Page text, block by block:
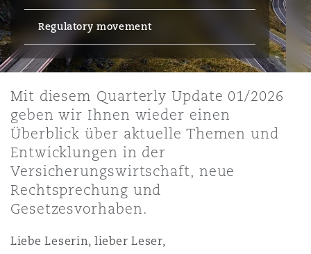
Emergency Response & Crisis
Management
Fleet Procurement
Insurance Coverage
劳动、养老金和移民n
金融
知识产权
技术、外包与数据
险和再保险
Employers' & Public Liability
Energy
Financial Institutions,
Officers
目和建筑工程
Public Procurement
房地产
管法规与调查
Fraud & White-Collar Crime
Internal Investigations
Professional Services
Safety, Security, Health &
Eco Audit
罗比 – 联营办公室
港
隆坡 – 联营办公室
尔本
德里 – 联营办公室
斯
保罗
达
雅得
拉斯
佛
萨斯城
斯维加斯
杉矶
里
柏林（圣史蒂芬绿地大厦）
塞尔多夫
丁堡
拉斯哥（G1大厦）
Regulatory movement
Mit diesem Quarterly Update 01/2026
geben wir Ihnen wieder einen
Überblick über aktuelle Themen und
Entwicklungen in der
Versicherungswirtschaft, neue
Rechtsprechung und
Gesetzesvorhaben.
Liebe Leserin, lieber Leser,